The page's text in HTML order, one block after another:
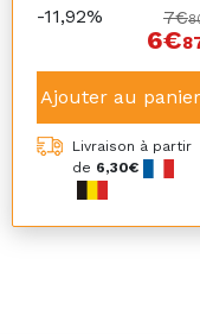
-11,92% 7€
6€
Ajouter au panier
Livraison à partir
de 6,30€